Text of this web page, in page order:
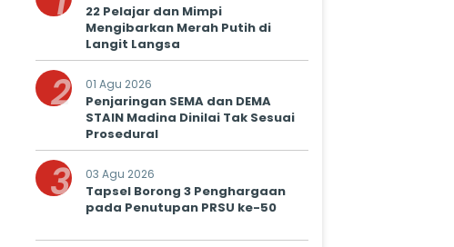
22 Pelajar dan Mimpi
Mengibarkan Merah Putih di
Langit Langsa
2 01 Agu 2026
Penjaringan SEMA dan DEMA
STAIN Madina Dinilai Tak Sesuai
Prosedural
3 03 Agu 2026
Tapsel Borong 3 Penghargaan
pada Penutupan PRSU ke-50